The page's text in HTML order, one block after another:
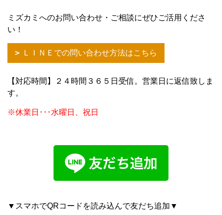
ミズカミへのお問い合わせ・ご相談にぜひご活用くださ
い！
ＬＩＮＥでの問い合わせ方法はこちら
【対応時間】２４時間３６５日受信。営業日に返信致しま
す。
※休業日･･･水曜日、祝日
▼スマホでQRコードを読み込んで友だち追加▼